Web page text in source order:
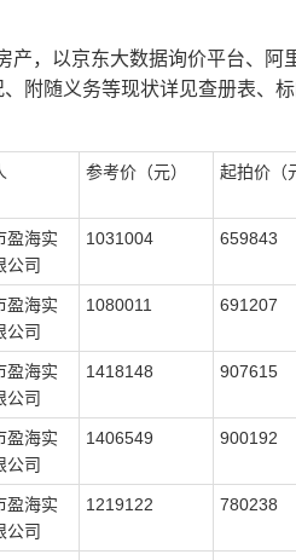
产，以京东大数据询价平台、阿
附随义务等现状详见查册表、
参考价（元） 起拍价（
盈海实
公司
1031004 659843
盈海实
公司
1080011 691207
盈海实
公司
1418148 907615
盈海实
公司
1406549 900192
盈海实
公司
1219122 780238